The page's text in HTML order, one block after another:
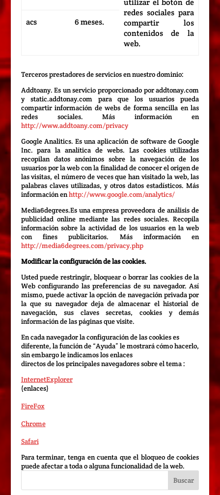
utilizar el botón de
redes sociales para
compartir los
contenidos de la
web.
acs 6 meses.
Terceros prestadores de servicios en nuestro dominio:
Addtoany. Es un servicio proporcionado por addtonay.com
y static.addtonay.com para que los usuarios pueda
compartir información de webs de forma sencilla en las
redes sociales. Más información en
http://www.addtoany.com/privacy
Google Analitics. Es una aplicación de software de Google
Inc. para la analítica de webs. Las cookies utilizadas
recopilan datos anónimos sobre la navegación de los
usuarios por la web con la finalidad de conocer el origen de
las visitas, el número de veces que han visitado la web, las
palabras claves utilizadas, y otros datos estadísticos. Más
información enhttp://www.google.com/analytics/
Media6degrees.Es una empresa proveedora de análisis de
publicidad online mediante las redes sociales. Recopila
información sobre la actividad de los usuarios en la web
con fines publicitarios. Más información en
http://media6degrees.com/privacy.php
Modificar la configuración de las cookies.
Usted puede restringir, bloquear o borrar las cookies de la
Web configurando las preferencias de su navegador. Así
mismo, puede activar la opción de navegación privada por
la que su navegador deja de almacenar el historial de
navegación, sus claves secretas, cookies y demás
información de las páginas que visite.
En cada navegador la configuración de las cookies es
diferente, la función de “Ayuda” le mostrará cómo hacerlo,
sin embargo le indicamos los enlaces
directos de los principales navegadores sobre el tema :
InternetExplorer
(enlaces)
FireFox
Chrome
Safari
Para terminar, tenga en cuenta que el bloqueo de cookies
puede afectar a toda o alguna funcionalidad de la web.